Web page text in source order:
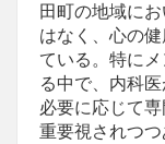
田町の地域に
はなく、心の
ている。特に
る中で、内科
必要に応じて
重要視されつ